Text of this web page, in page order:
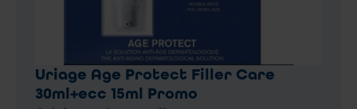
Uriage Age Protect Filler Care
30ml+ecc 15ml Promo